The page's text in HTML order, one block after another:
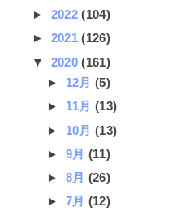
► 2022(104)
► 2021(126)
▼ 2020(161)
► 12月(5)
► 11月(13)
► 10月(13)
► 9月 (11)
► 8月 (26)
► 7月 (12)